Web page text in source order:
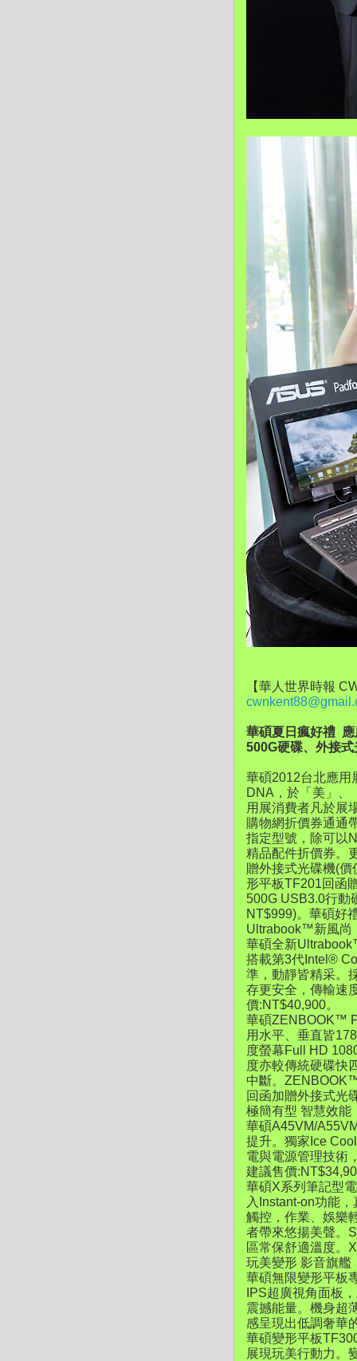
【華人世界時報
華碩夏日瘋好禮
500G硬碟、外接
華碩2012台北應用
DNA，於「美」、
用展消費者凡於展
購物網折價券通通
指定型號，除可以
精品配件折價券。
贈外接式光碟機(
形平板TF201回函
500G USB3.0行動
NT$999)。華碩好
Ultrabook™新風尚
華碩全新
搭載第3代Intel®
準，動靜皆精采。
存更安全，傳輸速
價:NT$40,900。
華碩ZENBOOK™
用水平、垂直皆
度螢幕Full HD
度亦較傳統硬碟快
中斷。
回函加贈外接式光
極簡有型 智慧效
華碩A45VM/
提升。獨家Ice
電與電源管理技術
建議售價
華碩X系列筆記型
入Instant-on功能
觸控，作業、娛樂
者帶來悠揚美聲。
區常保舒適溫度。
玩美變形 影音旗
華碩無限變形平板
IPS超廣視角面板
震撼能量。機身超
感呈現出低調奢華
華碩變形平板
展現玩美行動力。